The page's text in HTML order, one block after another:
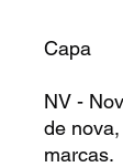
Capa
NV -
de
marcas.